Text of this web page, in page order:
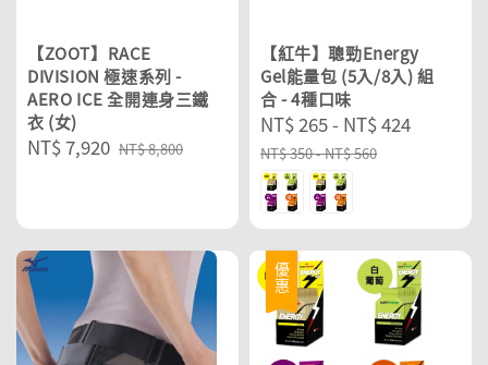
【ZOOT】RACE
DIVISION 極速系列 -
AERO ICE 全開連身三鐵
衣 (女)
Sale
NT$ 7,920 Regular
NT$ 8,800
【紅牛】聰勁Energy
Gel能量包 (5入/8入) 組
合 - 4種口味
Sale
price
NT$ 265- NT$ 424
NT$ 350-NT$ 560
優惠